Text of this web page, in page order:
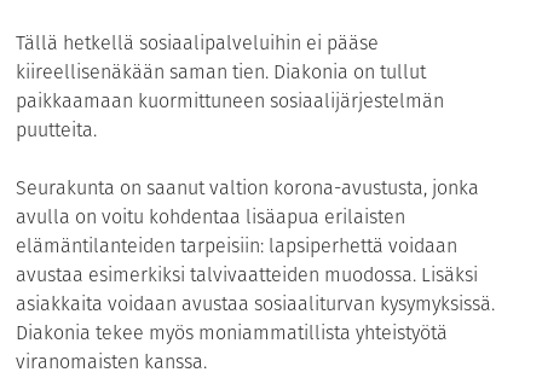
Tällä hetkellä sosiaalipalveluihin ei pääse
kiireellisenäkään saman tien. Diakonia on tullut
paikkaamaan kuormittuneen sosiaalijärjestelmän
puutteita.
Seurakunta on saanut valtion korona-avustusta, jonka
avulla on voitu kohdentaa lisäapua erilaisten
elämäntilanteiden tarpeisiin: lapsiperhettä voidaan
avustaa esimerkiksi talvivaatteiden muodossa. Lisäksi
asiakkaita voidaan avustaa sosiaaliturvan kysymyksissä.
Diakonia tekee myös moniammatillista yhteistyötä
viranomaisten kanssa.